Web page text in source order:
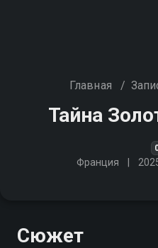
Главная /
Тайна
Франция
Сюжет